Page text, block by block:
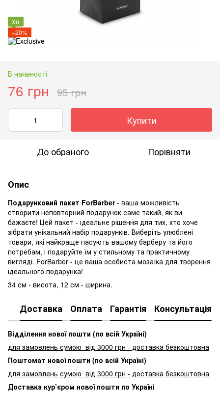
Хіт
−20%
В наявності
76 грн 95 грн
Купити
До обраного Порівняти
Опис
Подарунковий пакет ForBarber- ваша можливість
створити неповторний подарунок саме такий, як ви
бажаєте! Цей пакет - ідеальне рішення для тих, хто хоче
зібрати унікальний набір подарунків. Виберіть улюблені
товари, які найкраще пасують вашому барберу та його
потребам, і подаруйте їм у стильному та практичному
вигляді. ForBarber - це ваша особиста мозаїка для творення
ідеального подарунка!
34 см - висота, 12 см - ширина.
Доставка Оплата Гарантія Консультація
Відділення нової пошти (по всій Україні)
для замовлень сумою від 3000 грн - доставка безкоштовна
Поштомат нової пошти (по всій Україні)
для замовлень сумою від 3000 грн - доставка безкоштовна
Доставка кур’єром нової пошти по Україні